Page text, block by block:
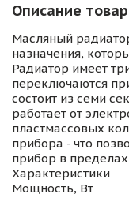
Описание
Масляный
назначения,
Радиатор имеет
переключаются
состоит из семи
работает от
пластмассовых
прибора - что
прибор в
Характеристики
Мощность, Вт